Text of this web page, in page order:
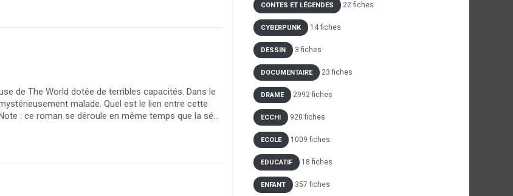
de The World dotée de terribles capacités. Dans le
malade. Quel est le lien entre cette
: ce roman se déroule en même temps que la sé...
CONTES ET LÉGENDES 22 fiches
CYBERPUNK 14 fiches
DESSIN 3 fiches
DOCUMENTAIRE 23 fiches
DRAME 2992 fiches
ECCHI 920 fiches
ECOLE 1009 fiches
EDUCATIF 18 fiches
ENFANT 357 fiches